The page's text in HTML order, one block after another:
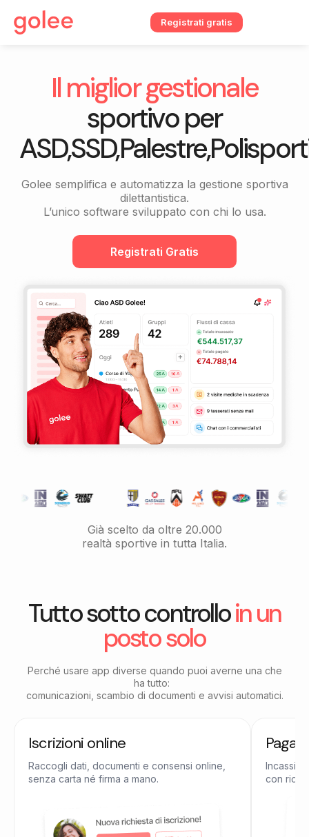
Registrati gratis
Il miglior gestionale
sportivo per
Golee semplifica e automatizza la gestione sportiva
dilettantistica.
L’unico software sviluppato con chi lo usa.
Registrati Gratis
Già scelto da oltre 20.000
realtà sportive in tutta Italia.
Tutto sotto controlloin un
posto solo
Perché usare app diverse quando puoi averne una che
ha tutto:
comunicazioni, scambio di documenti e avvisi automatici.
Iscrizioni online
Raccogli dati, documenti e consensi online,
senza carta né firma a mano.
Incassi
con